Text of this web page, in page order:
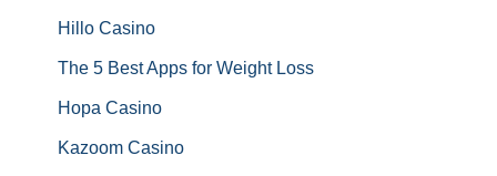
Hillo Casino
The 5 Best Apps for Weight Loss
Hopa Casino
Kazoom Casino